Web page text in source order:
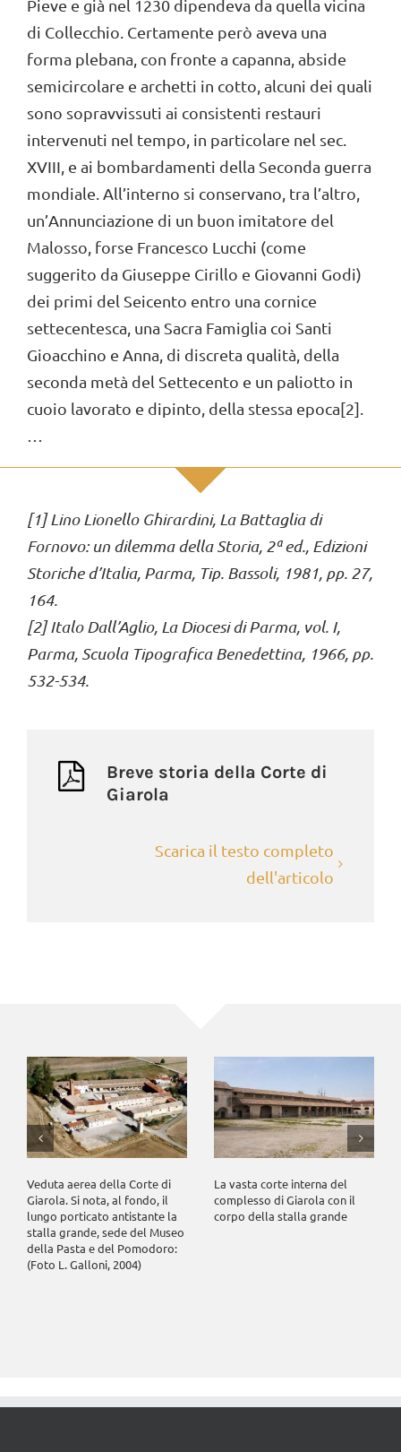
Pieve e già nel 1230 dipendeva da quella vicina
di Collecchio. Certamente però aveva una
forma plebana, con fronte a capanna, abside
semicircolare e archetti in cotto, alcuni dei quali
sono sopravvissuti ai consistenti restauri
intervenuti nel tempo, in particolare nel sec.
XVIII, e ai bombardamenti della Seconda guerra
mondiale. All’interno si conservano, tra l’altro,
un’Annunciazione di un buon imitatore del
Malosso, forse Francesco Lucchi (come
suggerito da Giuseppe Cirillo e Giovanni Godi)
dei primi del Seicento entro una cornice
settecentesca, una Sacra Famiglia coi Santi
Gioacchino e Anna, di discreta qualità, della
seconda metà del Settecento e un paliotto in
cuoio lavorato e dipinto, della stessa epoca[2].
[1] Lino Lionello Ghirardini, La Battaglia di
Fornovo: un dilemma della Storia, 2ª ed., Edizioni
Storiche d’Italia, Parma, Tip. Bassoli, 1981, pp. 27,
164.
[2] Italo Dall’Aglio, La Diocesi di Parma, vol. I,
Parma, Scuola Tipografica Benedettina, 1966, pp.
532-534.
Breve storia della Corte di
Giarola
Scarica il testo completo
dell'articolo
Veduta aerea della Corte di
Giarola. Si nota, al fondo, il
lungo porticato antistante la
stalla grande, sede del Museo
della Pasta e del Pomodoro:
(Foto L. Galloni, 2004)
La vasta corte interna del
complesso di Giarola con il
corpo della stalla grande